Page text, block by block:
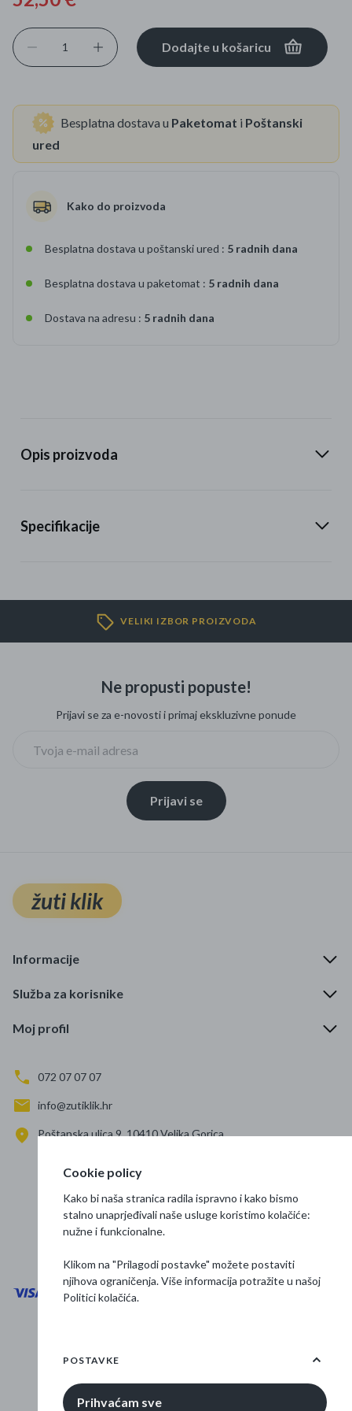
Dodajte u košaricu
Besplatna dostava u Paketomat i Poštanski
ured
Kako do proizvoda
Besplatna dostava u poštanski ured : 5 radnih dana
Besplatna dostava u paketomat : 5 radnih dana
Dostava na adresu : 5 radnih dana
Opis proizvoda
Specifikacije
VELIKI IZBOR PROIZVODA
Ne propusti popuste!
Prijavi se za e-novosti i primaj ekskluzivne ponude
Prijavi se
žuti klik
Informacije
Služba za korisnike
Moj profil
072 07 07 07
info@zutiklik.hr
Poštanska ulica 9, 10410 Velika Gorica
Prati nas
Osnovne informacije
Cookie policy
Kako bi naša stranica radila ispravno i kako bismo
stalno unaprjeđivali naše usluge koristimo kolačiće:
nužne i funkcionalne.
Klikom na "Prilagodi postavke" možete postaviti
njihova ograničenja. Više informacija potražite u našoj
Politici kolačića.
POSTAVKE
Prihvaćam sve